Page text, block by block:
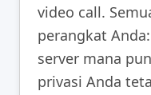
video call.
perangkat
server mana
privasi Anda